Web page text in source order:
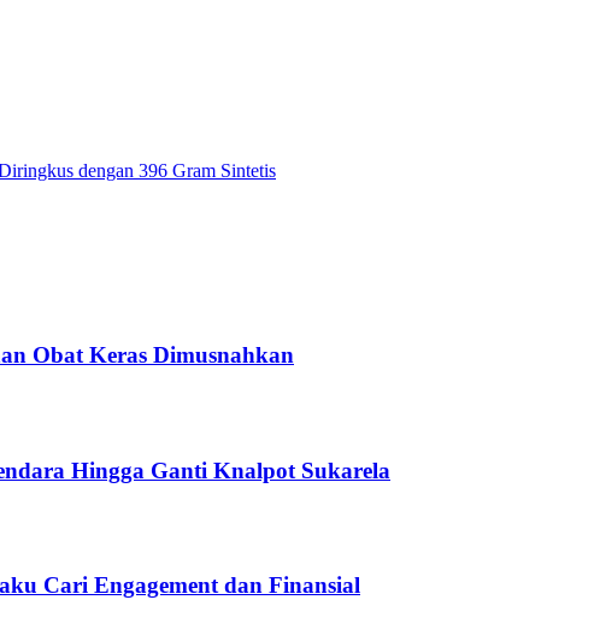
dengan 396 Gram Sintetis
Obat Keras Dimusnahkan
Hingga Ganti Knalpot Sukarela
Cari Engagement dan Finansial